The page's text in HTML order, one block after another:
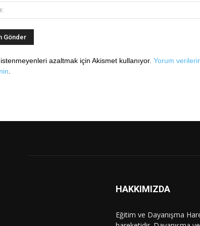
azaltmak için Akismet kullanıyor. Yorum
HAKKIMIZDA
Eğitim ve Dayanışma